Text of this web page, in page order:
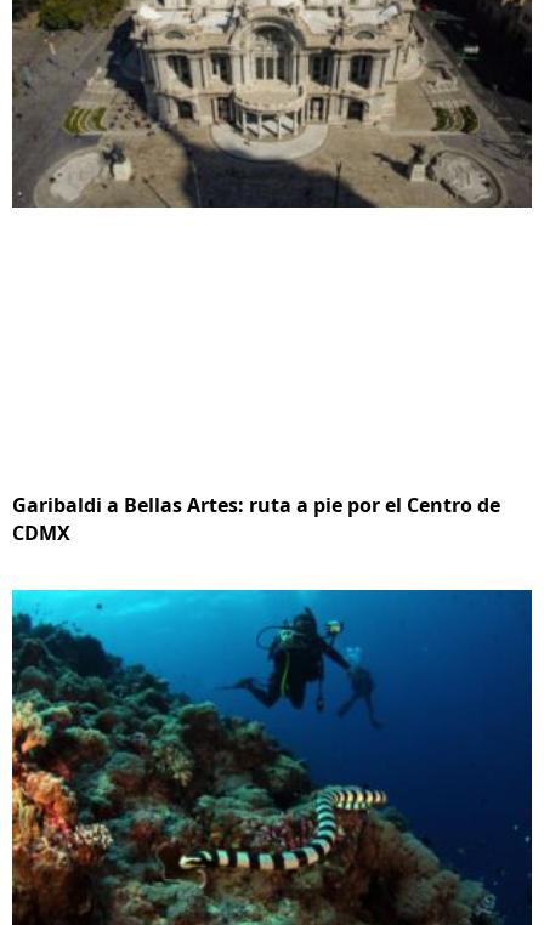
Garibaldi a Bellas Artes: ruta a pie por el Centro de
CDMX